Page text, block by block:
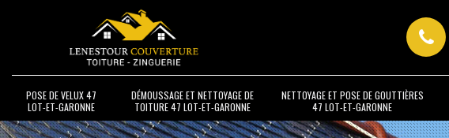
POSE DE VELUX 47
LOT-ET-GARONNE
DÉMOUSSAGE ET NETTOYAGE DE
TOITURE 47 LOT-ET-GARONNE
NETTOYAGE ET POSE DE GOUTTIÈRES
47 LOT-ET-GARONNE